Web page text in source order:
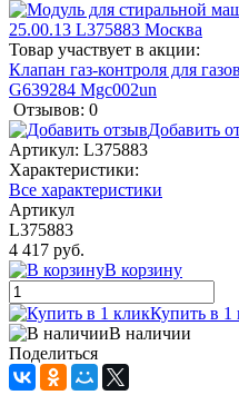
Товар участвует в акции:
Клапан газ-контроля для
G639284 Mgc002un
Отзывов: 0
Добавить
Артикул: L375883
Характеристики:
Все характеристики
Артикул
L375883
4 417 руб.
В корзину
Купить в 1
В наличии
Поделиться